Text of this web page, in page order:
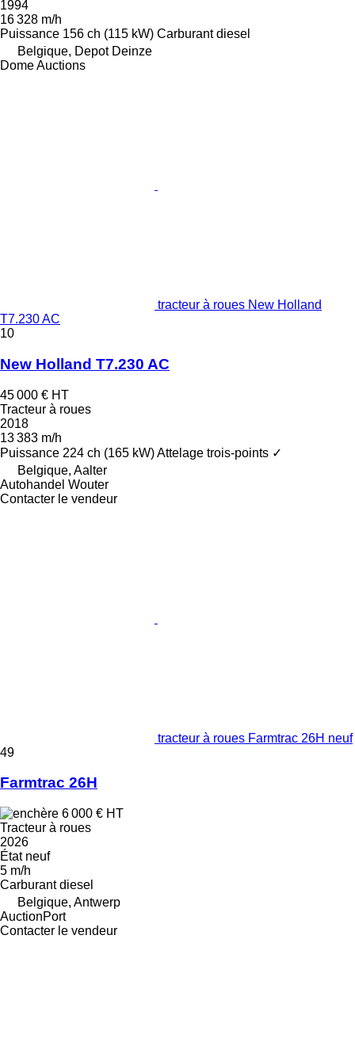
1994
16 328 m/h
Puissance 156 ch (115 kW) Carburant diesel
Belgique, Depot Deinze
Dome Auctions
tracteur à roues New Holland
T7.230 AC
10
New Holland T7.230 AC
45 000 € HT
Tracteur à roues
2018
13 383 m/h
Puissance 224 ch (165 kW)Attelage trois-points ✓
Belgique, Aalter
Autohandel Wouter
Contacter le vendeur
tracteur à roues Farmtrac 26H neuf
49
Farmtrac 26H
6 000 € HT
Tracteur à roues
2026
Étatneuf
5 m/h
Carburant diesel
Belgique, Antwerp
AuctionPort
Contacter le vendeur